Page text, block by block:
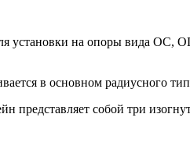
установки на опоры вида ОС,
в основном радиусного
представляет собой три